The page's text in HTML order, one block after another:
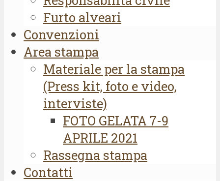
Furto alveari
Convenzioni
Area stampa
Materiale per la stampa
(Press kit, foto e video,
interviste)
FOTO GELATA 7-9
APRILE 2021
Rassegna stampa
Contatti